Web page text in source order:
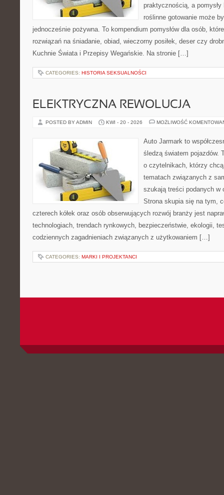
praktycznością, a
roślinne gotowanie może
jednocześnie pożywna. To kompendium pomysłów dla osób,
rozwiązań na śniadanie, obiad, wieczorny posiłek, deser czy
Kuchnie Świata i Przepisy Wegańskie. Na stronie […]
CATEGORIES: HISTORIA SEKSUALNOŚCI
ELEKTRYCZNA REWOLUCJA
POSTED BY ADMIN KWI - 20 - 2026 MOŻLIWOŚĆ
Auto Jarmark to
śledzą światem pojazdów.
o czytelnikach, którzy
tematach związanych z
szukają treści podanych
Strona skupia się na tym,
czterech kółek oraz osób obserwujących rozwój branży jest
technologiach, trendach rynkowych, bezpieczeństwie, ekologii,
codziennych zagadnieniach związanych z użytkowaniem […]
CATEGORIES: MARKI I PROJEKTANCI